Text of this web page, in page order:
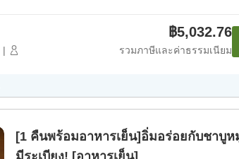
|
฿5,032.76
รวมภาษีและค่าธรรมเนียม
[1 คืนพร้อมอาหารเย็น]อิ่มอร่อยกับชาบู
มีระเบียง! [อาหารเย็น]